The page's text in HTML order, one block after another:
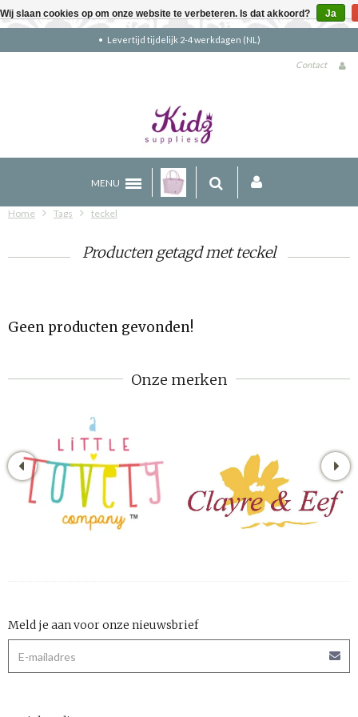
Levertijd tijdelijk 2-4 werkdagen (NL)
Contact
MENU
Home Tags teckel
Producten getagd met teckel
Geen producten gevonden!
Onze merken
Meld je aan voor onze nieuwsbrief
Wij slaan cookies op om onze website te verbeteren. Is dat akkoord? Ja